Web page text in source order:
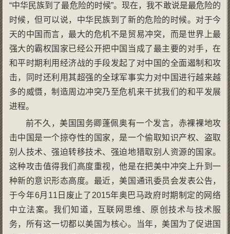
“中华民族到了最危险的时候”。现在，我不敢说是最危险的
时候，但可以说，中华民族到了新的危险的时候。对于今
天的中国而言，最大的危机不是贸易冲突，而是世界上最
强大的霸权国家已经公开把中国当成了最主要的对手，在
和平时期利用经济战的手段发起了对中国的全面遏制和攻
击，同时还利用其超强的全球军事实力对中国进行越来越
多的威慑，制造周边冲突乃至危机来干扰我们的和平发展
进程。
前不久，美国国务卿蓬佩奥有一个发言，赤裸裸地攻
击中国是一个掠夺性的国家，是一个偷取知识产权、盗取
别人技术、强迫转移技术、强迫地猎取别人资源的国家。
这种攻击值得我们高度重视，他是在把美中冲突上升到一
种新的意识形态高度。最近，美国通讯委员会发表公告，
于今年6月11日废止了2015年奥巴马政府时期制定的网络
中立法案。我们知道，互联网思维、原创技术与技术服
务，所有这一切都以美国为核心。当年，美国为了促进国